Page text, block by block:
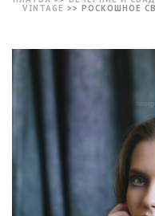
VINTAGE >> РОСКОШНОЕ